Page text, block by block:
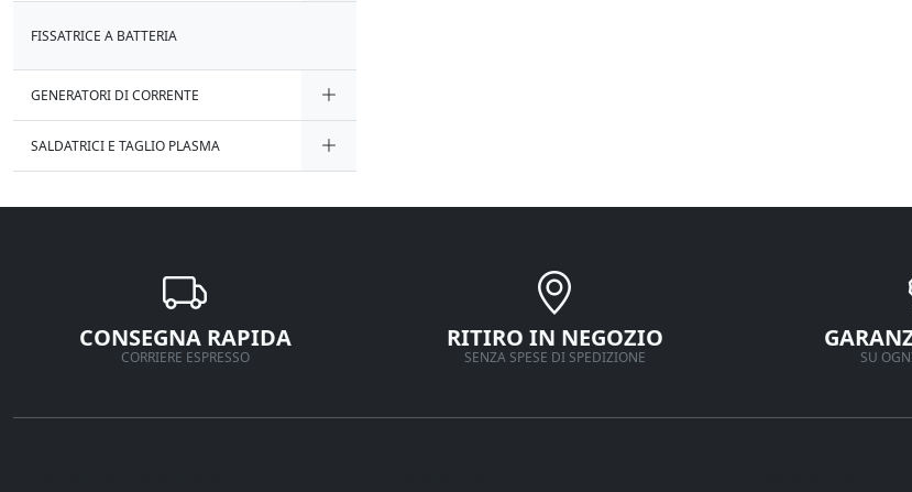
FISSATRICE A BATTERIA
GENERATORI DI CORRENTE
SALDATRICI E TAGLIO PLASMA
CONSEGNA RAPIDA
CORRIERE ESPRESSO
RITIRO IN NEGOZIO
SENZA SPESE DI SPEDIZIONE SU